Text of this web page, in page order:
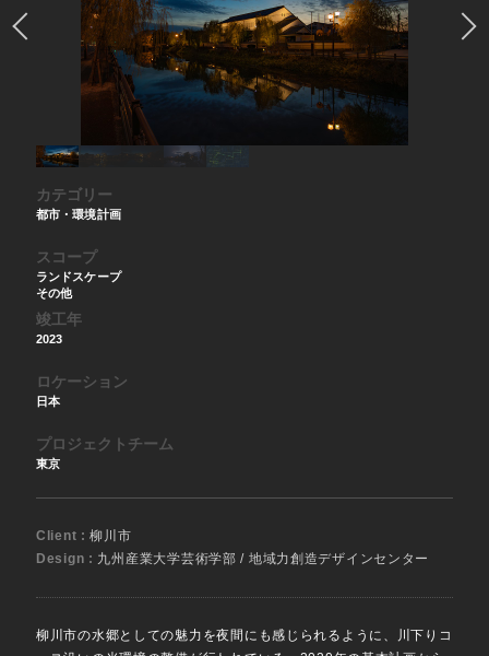
カテゴリー
都市・環境計画
スコープ
ランドスケープ
その他
竣工年
2023
ロケーション
日本
プロジェクトチーム
東京
Client :柳川市
Design : 九州産業大学芸術学部 / 地域力創造デザインセンター
柳川市の水郷としての魅力を夜間にも感じられるように、川下りコ